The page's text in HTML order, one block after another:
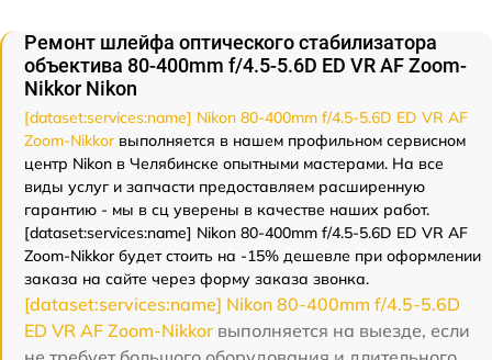
Ремонт шлейфа оптического стабилизатора
объектива 80-400mm f/4.5-5.6D ED VR AF Zoom-
Nikkor Nikon
[dataset:services:name] Nikon 80-400mm f/4.5-5.6D ED VR AF
Zoom-Nikkorвыполняется в нашем профильном сервисном
центр Nikon в Челябинске опытными мастерами. На все
виды услуг и запчасти предоставляем расширенную
гарантию - мы в сц уверены в качестве наших работ.
[dataset:services:name] Nikon 80-400mm f/4.5-5.6D ED VR AF
Zoom-Nikkor будет стоить на -15% дешевле при оформлении
заказа на сайте через форму заказа звонка.
[dataset:services:name] Nikon 80-400mm f/4.5-5.6D
ED VR AF Zoom-Nikkor выполняется на выезде, если